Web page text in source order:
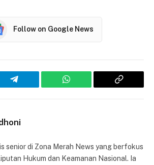
Follow on Google News
Telegram WhatsApp
Copy
senior di Zona Merah News yang berfokus
Hukum dan Keamanan Nasional. Ia